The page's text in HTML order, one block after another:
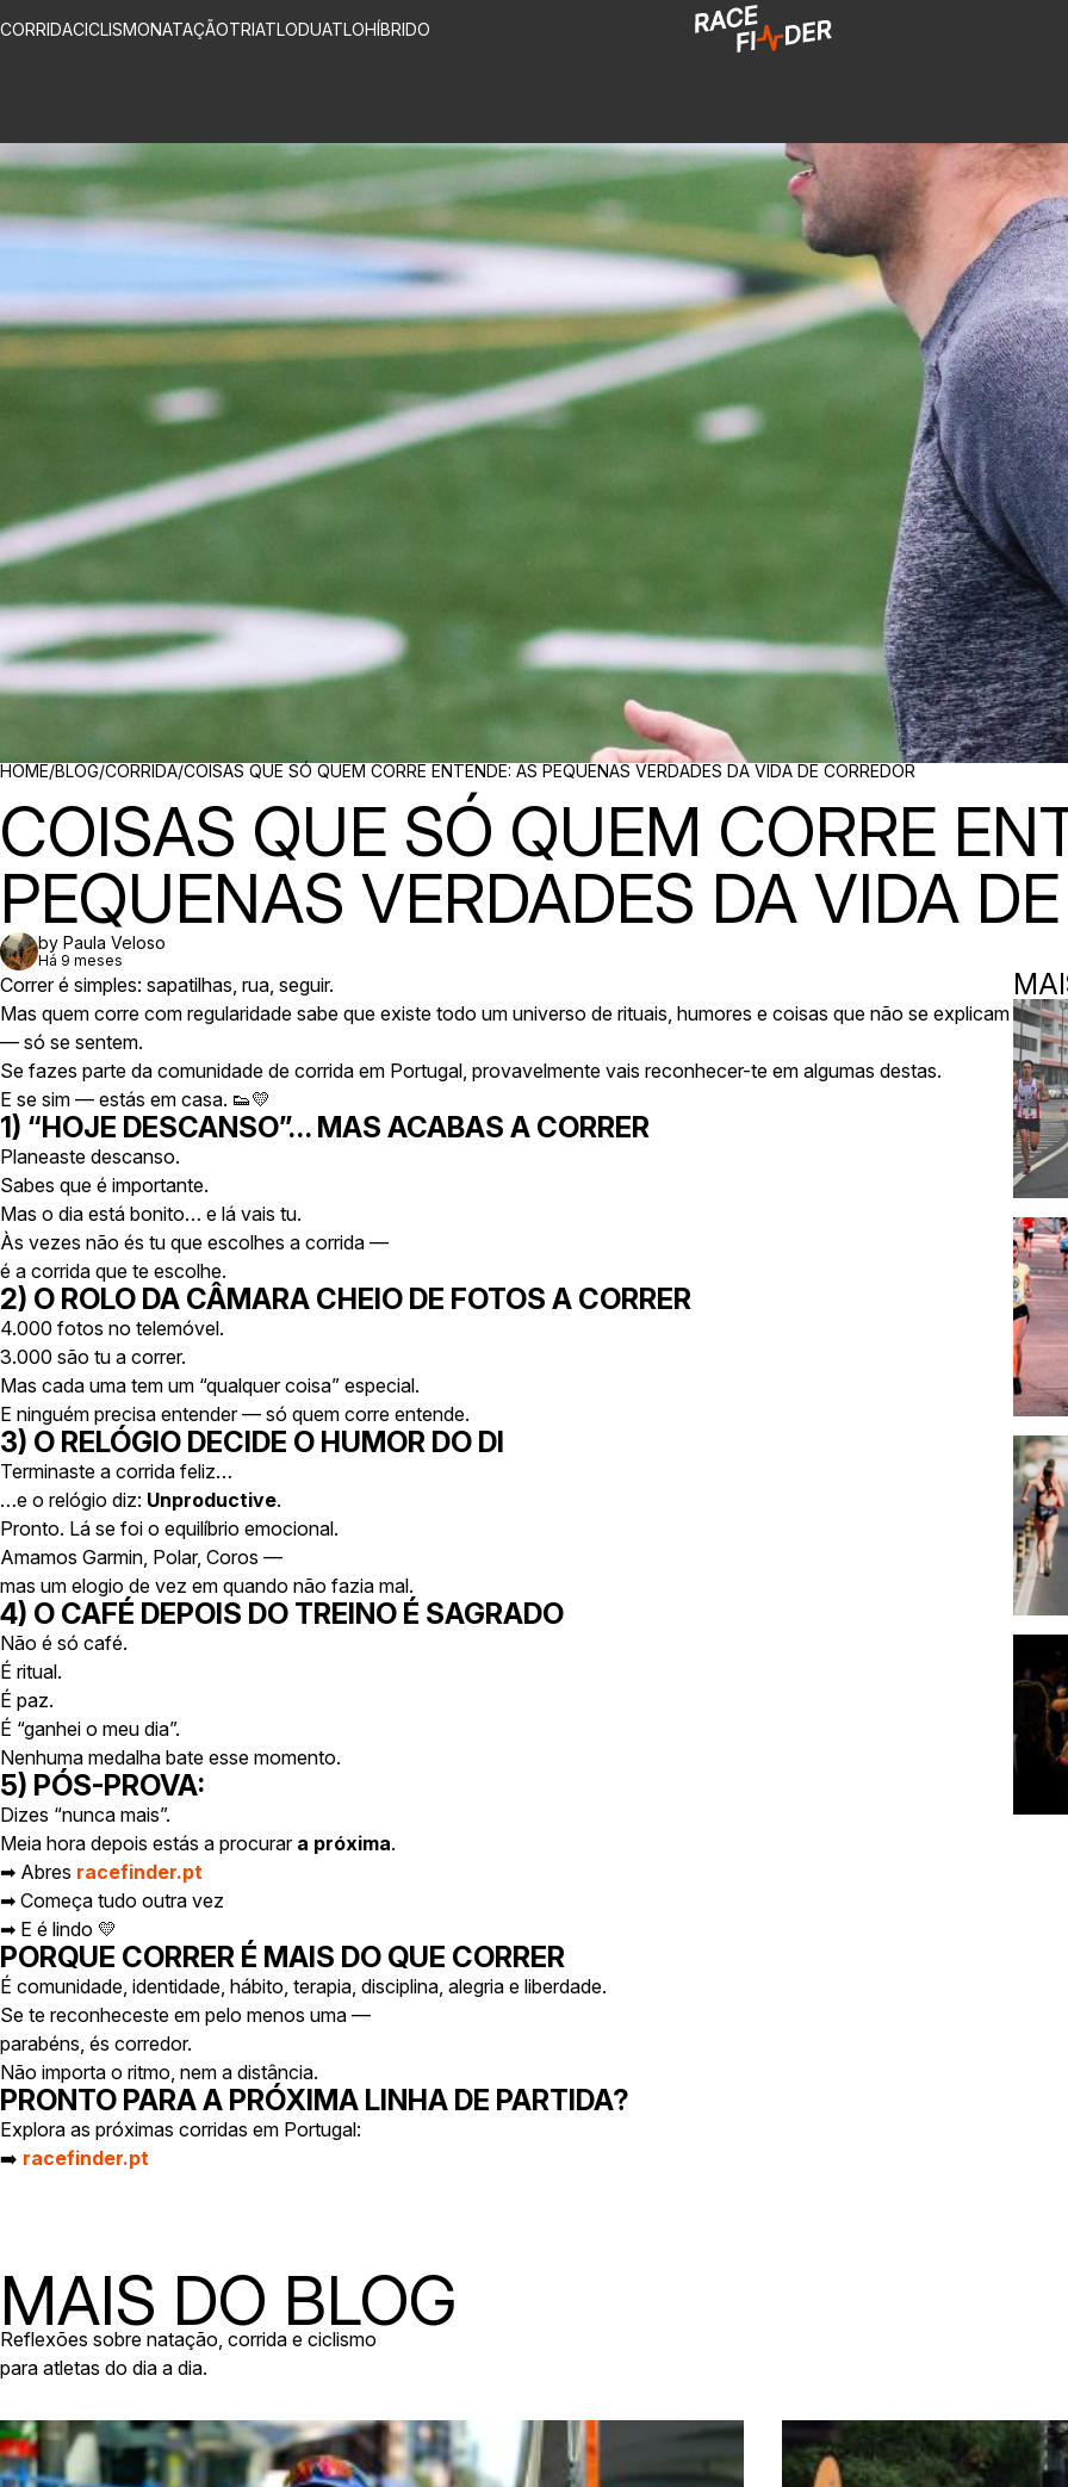
CORRIDACICLISMONATAÇÃOTRIATLODUATLOHÍBRIDO
BREADCRUMBS
HOME/BLOG/CORRIDA/COISAS QUE SÓ QUEM CORRE ENTENDE: AS PEQUENAS VERDADES DA VIDA DE CORREDOR
COISAS QUE SÓ QUEM CORRE
PEQUENAS VERDADES DA VIDA
by Paula Veloso
Há 9 meses
Correr é simples: sapatilhas, rua, seguir.
Mas quem corre com regularidade sabe que existe todo um universo de rituais, humores e coisas que não se explicam
— só se sentem.
Se fazes parte da comunidade de corrida em Portugal, provavelmente vais reconhecer-te em algumas destas.
E se sim — estás em casa. 👟💛
1) “HOJE DESCANSO”… MAS ACABAS A CORRER
Planeaste descanso.
Sabes que é importante.
Mas o dia está bonito… e lá vais tu.
Às vezes não és tu que escolhes a corrida —
é a corrida que te escolhe.
2) O ROLO DA CÂMARA CHEIO DE FOTOS A CORRER
4.000 fotos no telemóvel.
3.000 são tu a correr.
Mas cada uma tem um “qualquer coisa” especial.
E ninguém precisa entender — só quem corre entende.
3) O RELÓGIO DECIDE O HUMOR DO DI
Terminaste a corrida feliz…
…e o relógio diz: Unproductive.
Pronto. Lá se foi o equilíbrio emocional.
Amamos Garmin, Polar, Coros —
mas um elogio de vez em quando não fazia mal.
4) O CAFÉ DEPOIS DO TREINO É SAGRADO
Não é só café.
É ritual.
É paz.
É “ganhei o meu dia”.
Nenhuma medalha bate esse momento.
5) PÓS-PROVA:
Dizes “nunca mais”.
Meia hora depois estás a procurar a próxima.
➡ Abres racefinder.pt
➡ Começa tudo outra vez
➡ E é lindo 💛
PORQUE CORRER É MAIS DO QUE CORRER
É comunidade, identidade, hábito, terapia, disciplina, alegria e liberdade.
Se te reconheceste em pelo menos uma —
parabéns, és corredor.
Não importa o ritmo, nem a distância.
PRONTO PARA A PRÓXIMA LINHA DE PARTIDA?
Explora as próximas corridas em Portugal:
➡️ racefinder.pt
MAIS DO BLOG
Reflexões sobre natação, corrida e ciclismo
para atletas do dia a dia.